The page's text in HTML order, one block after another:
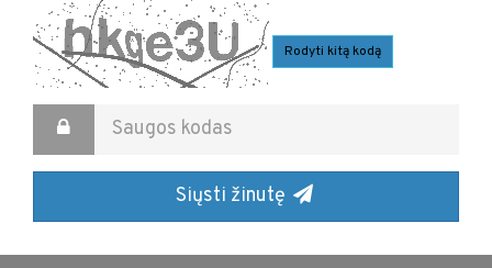
Rodyti kitą kodą
Siųsti žinutę